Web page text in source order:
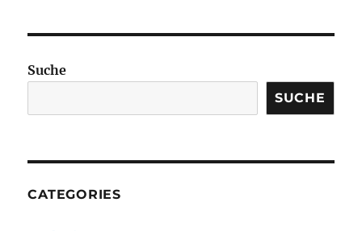
Suche
SUCHE
CATEGORIES